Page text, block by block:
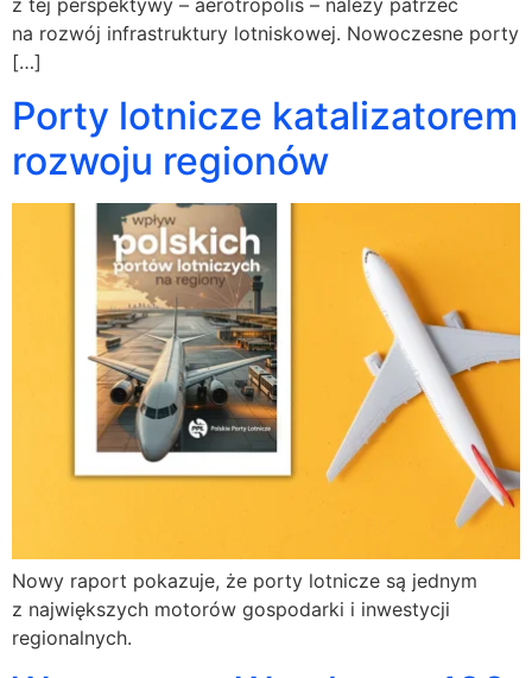
z tej perspektywy – aerotropolis – należy patrzeć
na rozwój infrastruktury lotniskowej. Nowoczesne porty
[…]
Porty lotnicze katalizatorem
rozwoju regionów
Nowy raport pokazuje, że porty lotnicze są jednym
z największych motorów gospodarki i inwestycji
regionalnych.